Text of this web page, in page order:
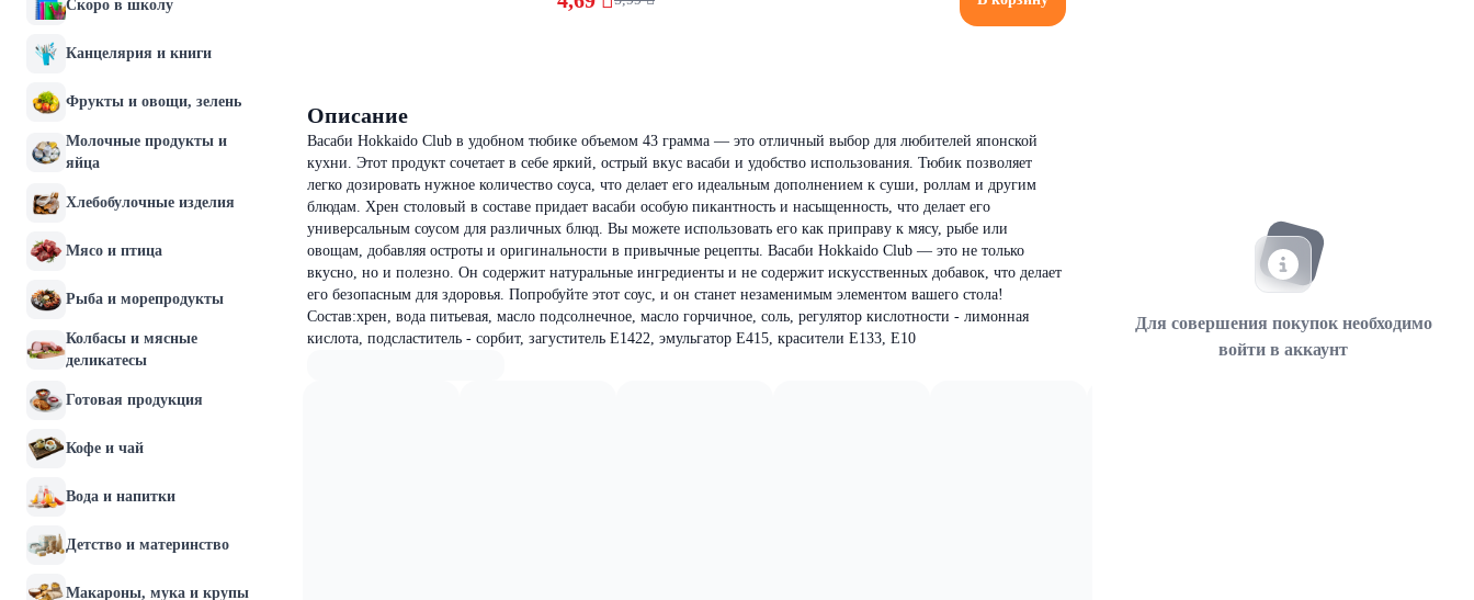
Скоро в школу
Канцелярия и книги
Фрукты и овощи, зелень
Молочные продукты и
яйца
Хлебобулочные изделия
Мясо и птица
Рыба и морепродукты
Колбасы и мясные
деликатесы
Готовая продукция
Кофе и чай
Вода и напитки
Детство и материнство
Макароны, мука и крупы
Описание
Васаби Hokkaido Club в удобном тюбике объемом 43 грамма — это отличный выбор для любителей японской
кухни. Этот продукт сочетает в себе яркий, острый вкус васаби и удобство использования. Тюбик позволяет
легко дозировать нужное количество соуса, что делает его идеальным дополнением к суши, роллам и другим
блюдам. Хрен столовый в составе придает васаби особую пикантность и насыщенность, что делает его
универсальным соусом для различных блюд. Вы можете использовать его как приправу к мясу, рыбе или
овощам, добавляя остроты и оригинальности в привычные рецепты. Васаби Hokkaido Club — это не только
вкусно, но и полезно. Он содержит натуральные ингредиенты и не содержит искусственных добавок, что делает
его безопасным для здоровья. Попробуйте этот соус, и он станет незаменимым элементом вашего стола!
Состав:хрен, вода питьевая, масло подсолнечное, масло горчичное, соль, регулятор кислотности - лимонная
кислота, подсластитель - сорбит, загуститель Е1422, эмульгатор Е415, красители Е133, Е10
Для совершения покупок необходимо
войти в аккаунт